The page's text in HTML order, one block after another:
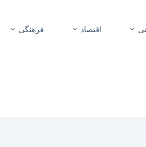
اقتصاد فرهنگی